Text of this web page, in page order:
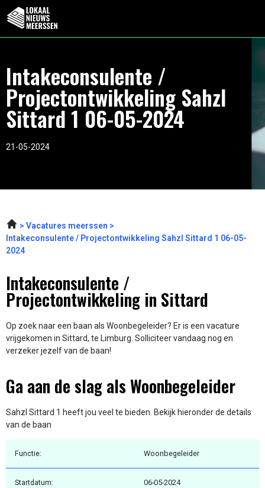
Intakeconsulente /
Projectontwikkeling Sahzl
Sittard 1 06-05-2024
21-05-2024
Vacatures meerssen
Intakeconsulente / Projectontwikkeling Sahzl Sittard 1 06-05-
2024
Intakeconsulente /
Projectontwikkeling in Sittard
Op zoek naar een baan als Woonbegeleider? Er is een vacature
vrijgekomen in Sittard, te Limburg. Solliciteer vandaag nog en
verzeker jezelf van de baan!
Ga aan de slag als Woonbegeleider
Sahzl Sittard 1 heeft jou veel te bieden. Bekijk hieronder de details
van de baan
Functie: Woonbegeleider
Startdatum: 06-05-2024